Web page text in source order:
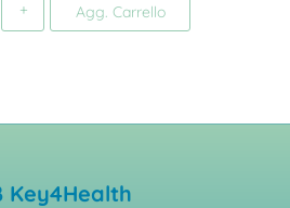
Agg. Carrello
Key4Health